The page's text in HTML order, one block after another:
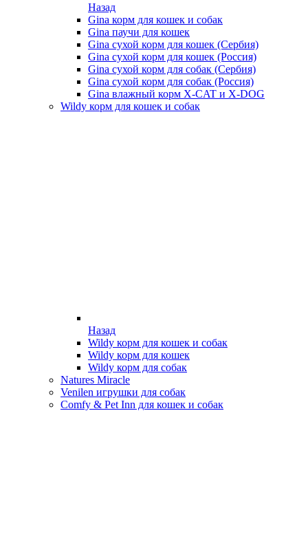
Назад
Gina корм для кошек и собак
Gina паучи для кошек
Gina сухой корм для кошек (Сербия)
Gina сухой корм для кошек (Россия)
Gina сухой корм для собак (Сербия)
Gina сухой корм для собак (Россия)
Gina влажный корм X-CAT и X-DOG
Wildy корм для кошек и собак
Назад
Wildy корм для кошек и собак
Wildy корм для кошек
Wildy корм для собак
Natures Miracle
Venilen игрушки для собак
Comfy & Pet Inn для кошек и собак